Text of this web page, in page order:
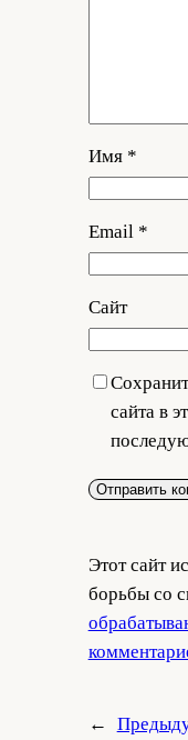
Имя *
Email *
Сайт
сайта в
Этот сайт
борьбы со
←